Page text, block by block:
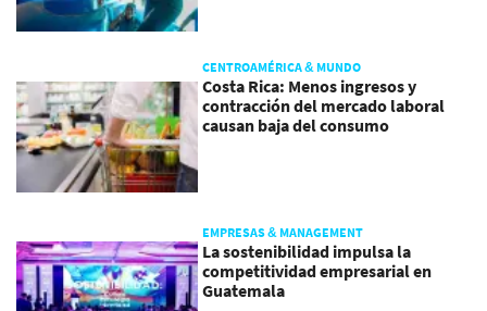
CENTROAMÉRICA & MUNDO
Costa Rica: Menos ingresos y
contracción del mercado laboral
causan baja del consumo
EMPRESAS & MANAGEMENT
La sostenibilidad impulsa la
competitividad empresarial en
Guatemala